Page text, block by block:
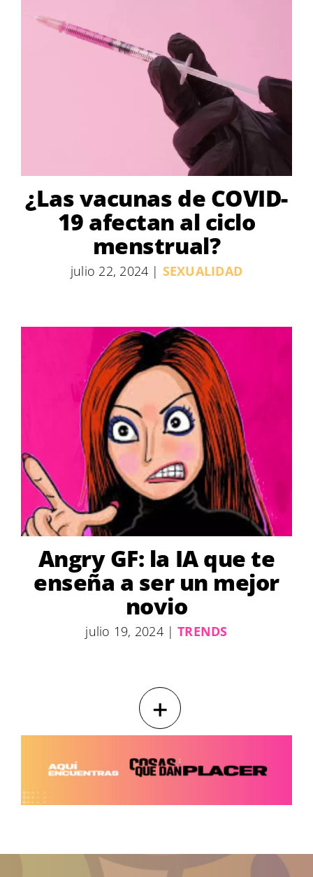
¿Las vacunas de COVID-
19 afectan al ciclo
menstrual?
julio 22, 2024 | SEXUALIDAD
Angry GF: la IA que te
enseña a ser un mejor
novio
julio 19, 2024 | TRENDS
+